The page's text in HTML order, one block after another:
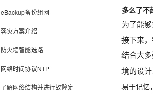
eBackup备份组网
容灾方案介绍
防火墙智能选路
网络时间协议NTP
了解网络结构并进行故障定
多么了不
为了能
接下来
结合大
境的设
易于记忆